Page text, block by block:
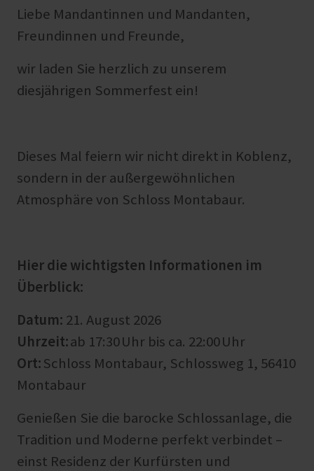
Liebe Mandantinnen und Mandanten,
Freundinnen und Freunde,
wir laden Sie herzlich zu unserem
diesjährigen Sommerfest ein!
Dieses Mal feiern wir nicht direkt in Koblenz,
sondern in der außergewöhnlichen
Atmosphäre von Schloss Montabaur.
Hier die wichtigsten Informationen im
Überblick:
Datum: 21. August 2026
Uhrzeit:ab 17:30 Uhr bis ca. 22:00 Uhr
Ort:Schloss Montabaur, Schlossweg 1, 56410
Montabaur
Genießen Sie die barocke Schlossanlage, die
Tradition und Moderne perfekt verbindet –
einst Residenz der Kurfürsten und